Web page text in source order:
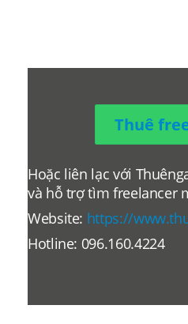
Thuê
Hoặc liên lạc với
và hỗ trợ tìm freelancer
Website: https://
Hotline: 096.160.4224